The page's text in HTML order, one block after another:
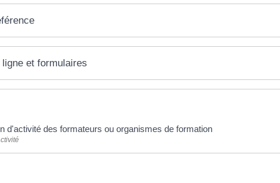
et formulaires
d'activité des formateurs ou organismes de formation